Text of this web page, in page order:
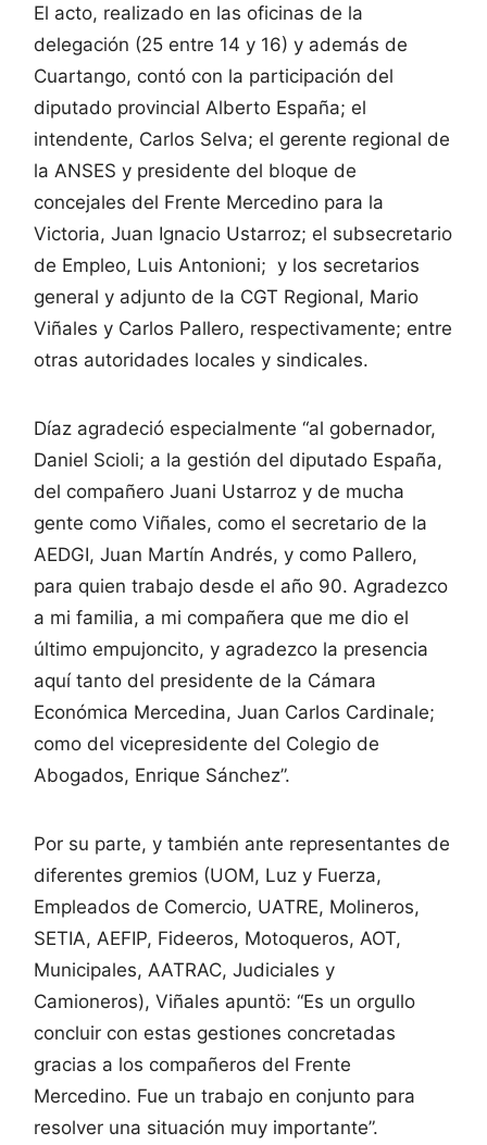
El acto, realizado en las oficinas de la
delegación (25 entre 14 y 16) y además de
Cuartango, contó con la participación del
diputado provincial Alberto España; el
intendente, Carlos Selva; el gerente regional de
la ANSES y presidente del bloque de
concejales del Frente Mercedino para la
Victoria, Juan Ignacio Ustarroz; el subsecretario
de Empleo, Luis Antonioni; y los secretarios
general y adjunto de la CGT Regional, Mario
Viñales y Carlos Pallero, respectivamente; entre
otras autoridades locales y sindicales.
Díaz agradeció especialmente “al gobernador,
Daniel Scioli; a la gestión del diputado España,
del compañero Juani Ustarroz y de mucha
gente como Viñales, como el secretario de la
AEDGI, Juan Martín Andrés, y como Pallero,
para quien trabajo desde el año 90. Agradezco
a mi familia, a mi compañera que me dio el
último empujoncito, y agradezco la presencia
aquí tanto del presidente de la Cámara
Económica Mercedina, Juan Carlos Cardinale;
como del vicepresidente del Colegio de
Abogados, Enrique Sánchez”.
Por su parte, y también ante representantes de
diferentes gremios (UOM, Luz y Fuerza,
Empleados de Comercio, UATRE, Molineros,
SETIA, AEFIP, Fideeros, Motoqueros, AOT,
Municipales, AATRAC, Judiciales y
Camioneros), Viñales apuntö: “Es un orgullo
concluir con estas gestiones concretadas
gracias a los compañeros del Frente
Mercedino. Fue un trabajo en conjunto para
resolver una situación muy importante”.